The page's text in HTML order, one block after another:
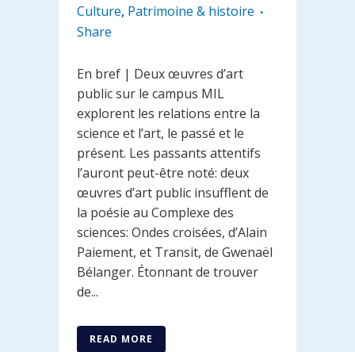
Culture, Patrimoine & histoire
Share
En bref | Deux œuvres d’art
public sur le campus MIL
explorent les relations entre la
science et l’art, le passé et le
présent. Les passants attentifs
l’auront peut-être noté: deux
œuvres d’art public insufflent de
la poésie au Complexe des
sciences: Ondes croisées, d’Alain
Paiement, et Transit, de Gwenaël
Bélanger. Étonnant de trouver
de...
READ MORE